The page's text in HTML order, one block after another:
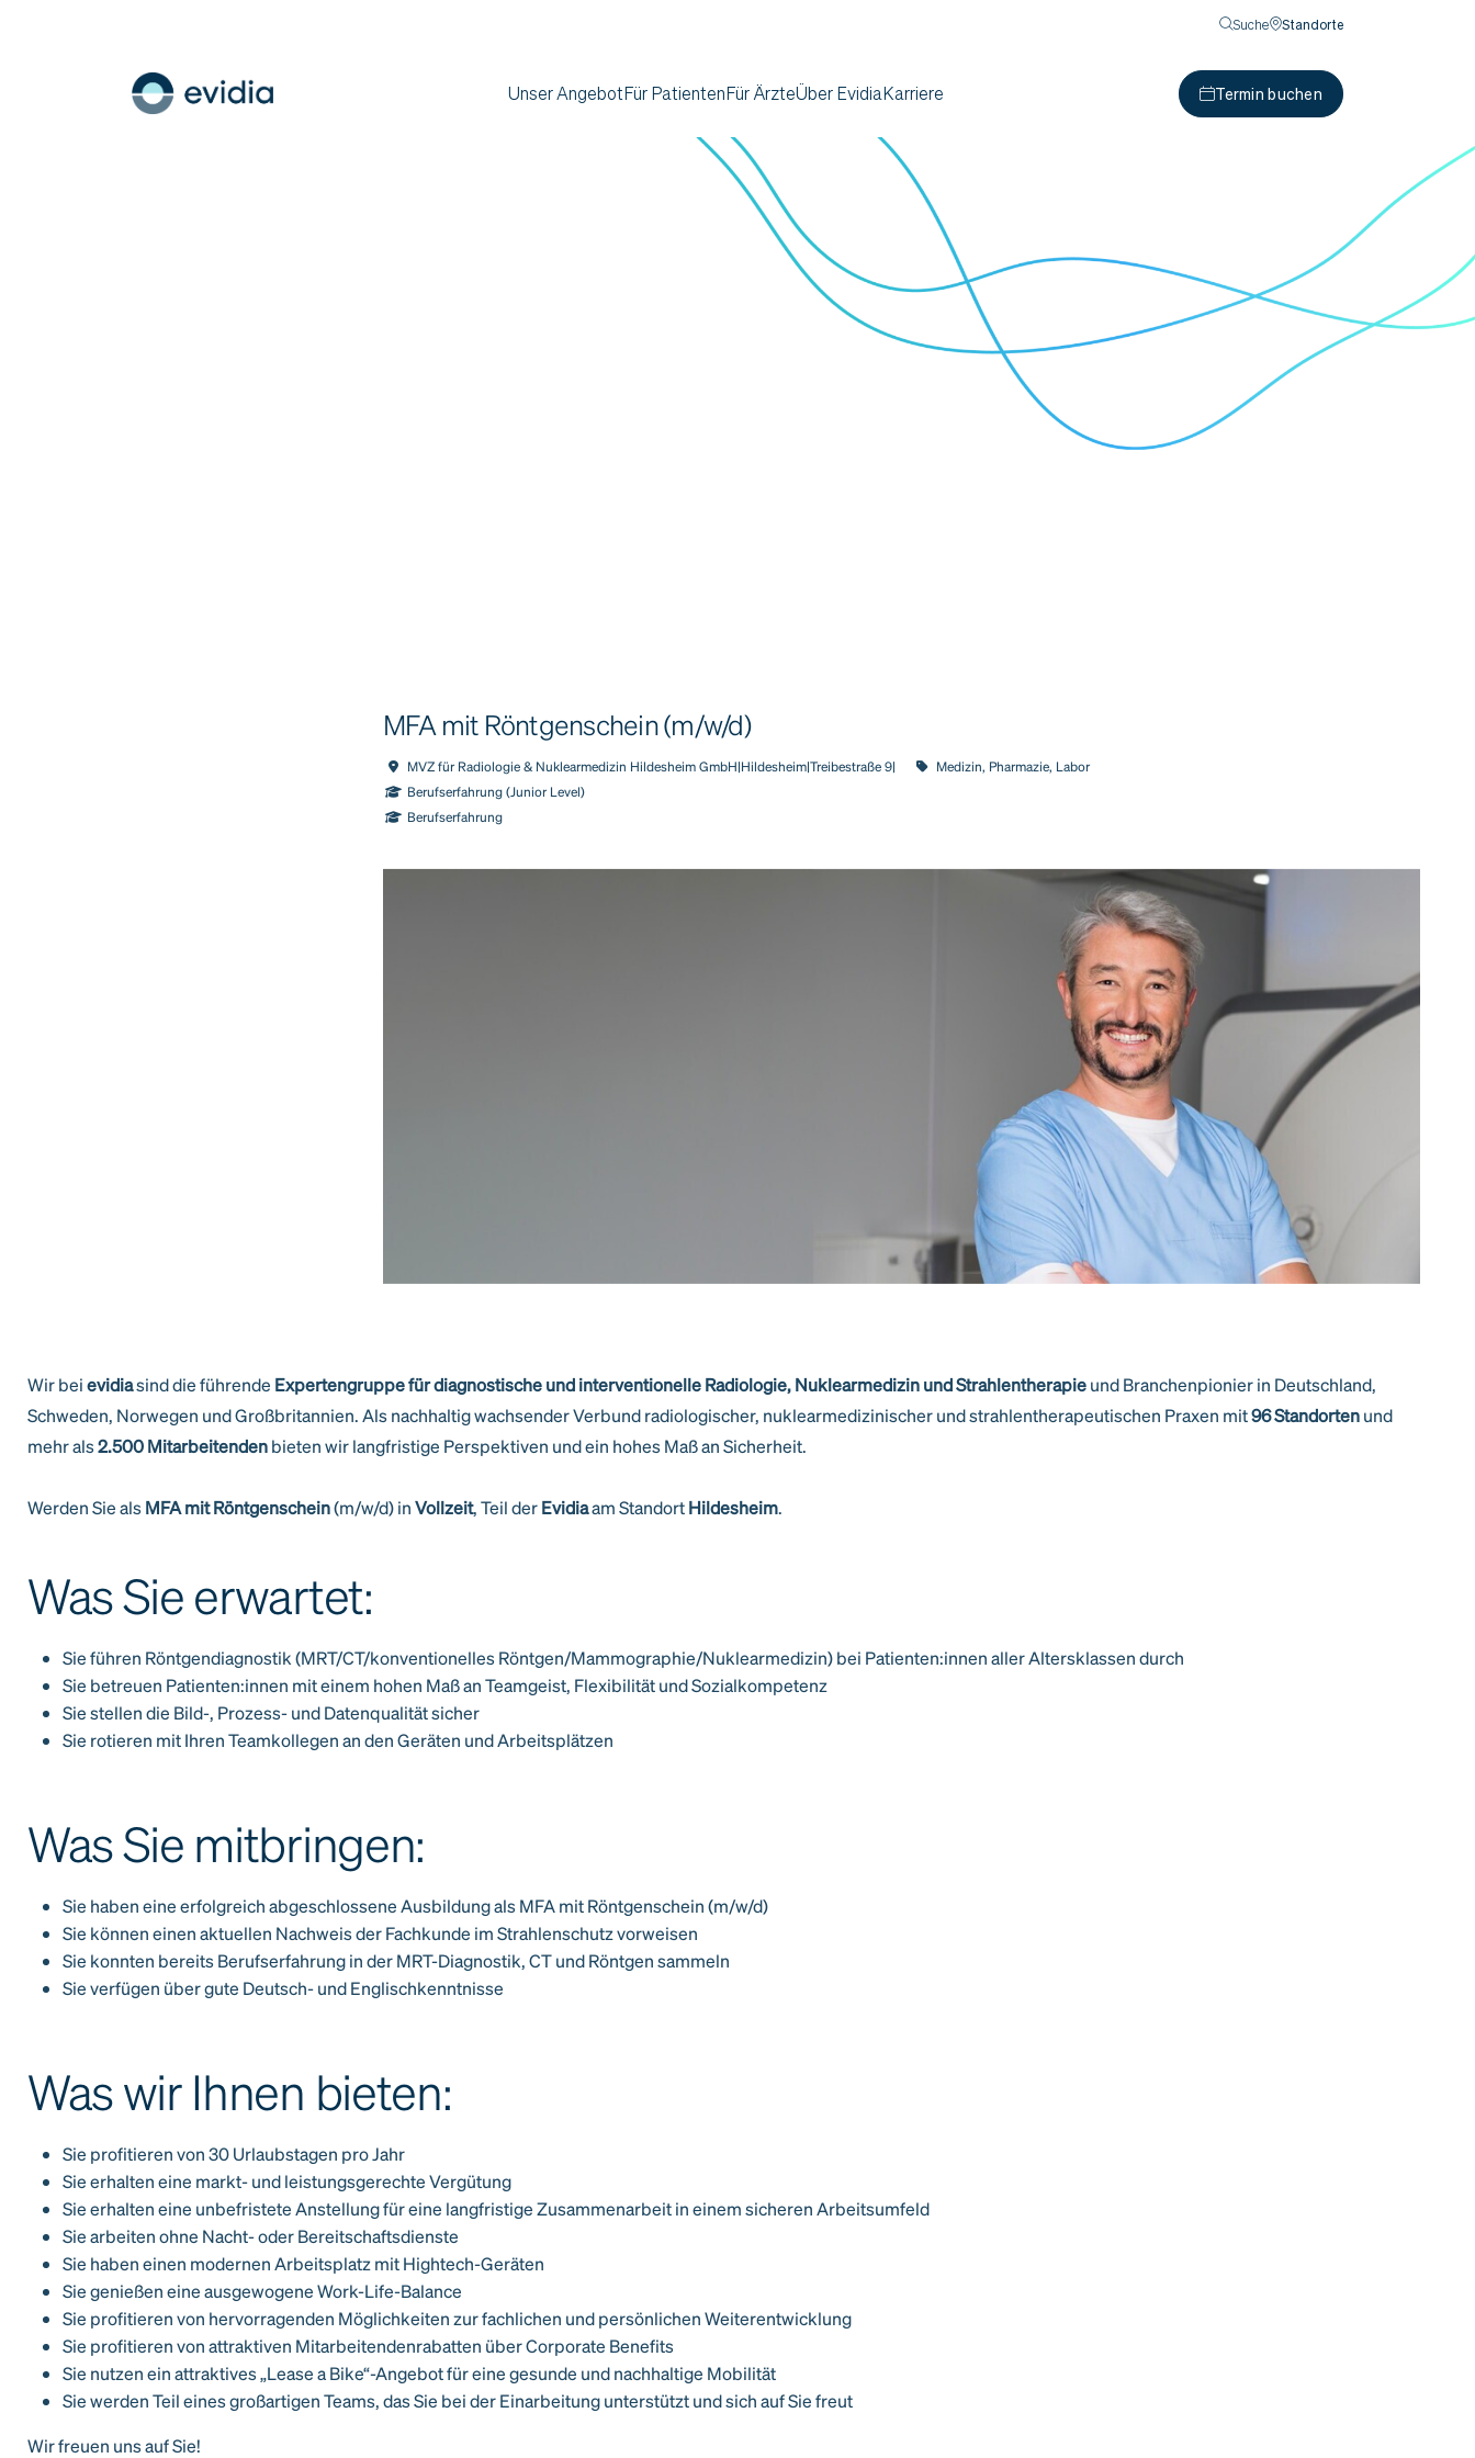
Suche Standorte
Unser AngebotFür PatientenFür ÄrzteÜber EvidiaKarriere Termin buchen
MFA mit Röntgenschein (m/w/d)
MVZ für Radiologie & Nuklearmedizin Hildesheim GmbH|Hildesheim|Treibestraße 9|
Berufserfahrung (Junior Level)
Berufserfahrung
Medizin, Pharmazie, Labor
Wir beievidiasind die führende Expertengruppe für diagnostische und interventionelle Radiologie, Nuklearmedizin und Strahlentherapieund Branchenpionier in Deutschland,
Schweden, Norwegen und Großbritannien. Als nachhaltig wachsender Verbund radiologischer, nuklearmedizinischer und strahlentherapeutischen Praxen mit96 Standortenund
mehr als2.500 Mitarbeitendenbieten wir langfristige Perspektiven und ein hohes Maß an Sicherheit.
Werden Sie alsMFA mit Röntgenschein(m/w/d) inVollzeit, Teil derEvidiaam StandortHildesheim.
Was Sie erwartet:
Sie führen Röntgendiagnostik (MRT/CT/konventionelles Röntgen/Mammographie/Nuklearmedizin) bei Patienten:innen aller Altersklassen durch
Sie betreuen Patienten:innen mit einem hohen Maß an Teamgeist, Flexibilität und Sozialkompetenz
Sie stellen die Bild-, Prozess- und Datenqualität sicher
Sie rotieren mit Ihren Teamkollegen an den Geräten und Arbeitsplätzen
Was Sie mitbringen:
Sie haben eine erfolgreich abgeschlossene Ausbildung als MFA mit Röntgenschein (m/w/d)
Sie können einen aktuellen Nachweis der Fachkunde im Strahlenschutz vorweisen
Sie konnten bereits Berufserfahrung in der MRT-Diagnostik, CT und Röntgen sammeln
Sie verfügen über gute Deutsch- und Englischkenntnisse
Was wir Ihnen bieten:
Sie profitieren von 30 Urlaubstagen pro Jahr
Sie erhalten eine markt- und leistungsgerechte Vergütung
Sie erhalten eine unbefristete Anstellung für eine langfristige Zusammenarbeit in einem sicheren Arbeitsumfeld
Sie arbeiten ohne Nacht- oder Bereitschaftsdienste
Sie haben einen modernen Arbeitsplatz mit Hightech-Geräten
Sie genießen eine ausgewogene Work-Life-Balance
Sie profitieren von hervorragenden Möglichkeiten zur fachlichen und persönlichen Weiterentwicklung
Sie profitieren von attraktiven Mitarbeitendenrabatten über Corporate Benefits
Sie nutzen ein attraktives „Lease a Bike“-Angebot für eine gesunde und nachhaltige Mobilität
Sie werden Teil eines großartigen Teams, das Sie bei der Einarbeitung unterstützt und sich auf Sie freut
Wir freuen uns auf Sie!